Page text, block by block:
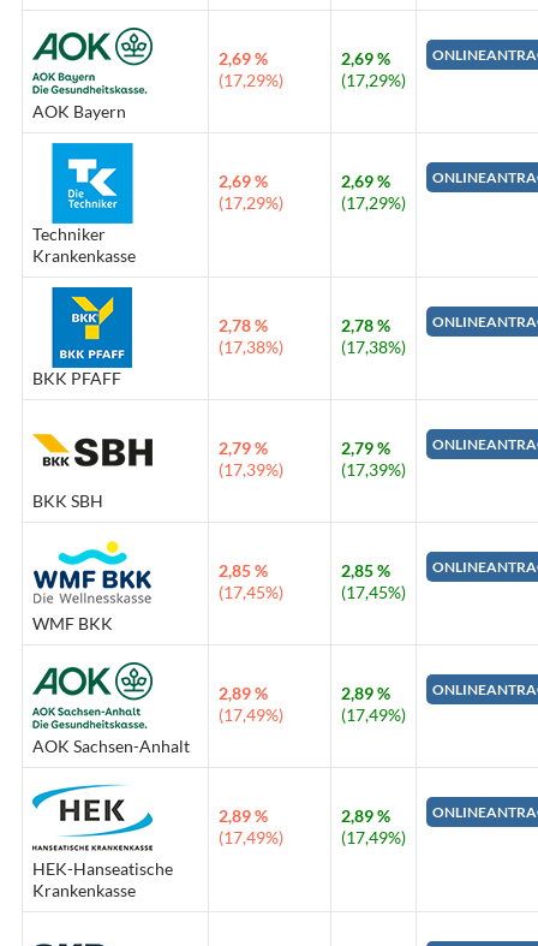
AOK Bayern
2,69 %
(17,29%)
2,69 %
(17,29%)
Techniker
Krankenkasse
2,69 %
(17,29%)
2,69 %
(17,29%)
BKK PFAFF
2,78 %
(17,38%)
2,78 %
(17,38%)
BKK SBH
2,79 %
(17,39%)
2,79 %
(17,39%)
WMF BKK
2,85 %
(17,45%)
2,85 %
(17,45%)
AOK Sachsen-Anhalt
2,89 %
(17,49%)
2,89 %
(17,49%)
HEK-Hanseatische
Krankenkasse
2,89 %
(17,49%)
2,89 %
(17,49%)